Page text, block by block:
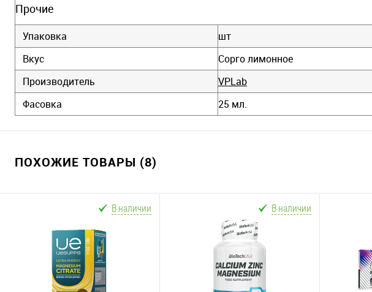
Прочие
Упаковка
шт
Вкус
Сорго лимонное
Производитель
VPLab
Фасовка
25 мл.
ПОХОЖИЕ ТОВАРЫ (8)
В наличии В наличии